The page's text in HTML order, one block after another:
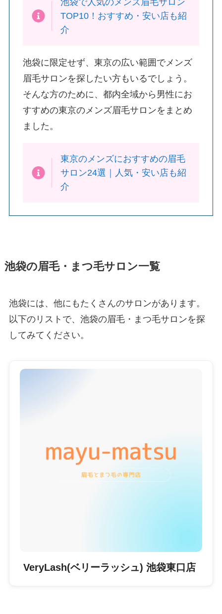
池袋で人気のメンズ眉毛サロン
TOP10！おすすめ・安い店も紹
介
池袋に限定せず、東京の広い範囲でメンズ
眉毛サロンを探したい方もいるでしょう。
そんな方のために、都内全域から男性にお
すすめの東京のメンズ眉毛サロンをまとめ
ました。
東京のメンズにおすすめの眉毛
サロン24選｜人気・安い店も紹
介
池袋の眉毛・まつ毛サロン一覧
池袋には、他にもたくさんのサロンがあります。
以下のリストで、池袋の眉毛・まつ毛サロンを探
してみてください。
VeryLash(ベリーラッシュ) 池袋東口店